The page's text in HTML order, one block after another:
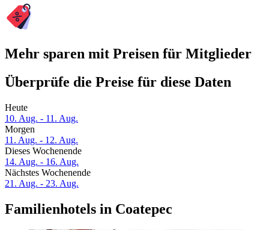
Mehr sparen mit Preisen für Mitglieder
Überprüfe die Preise für diese Daten
Heute
10. Aug. - 11. Aug.
Morgen
11. Aug. - 12. Aug.
Dieses Wochenende
14. Aug. - 16. Aug.
Nächstes Wochenende
21. Aug. - 23. Aug.
Familienhotels in Coatepec